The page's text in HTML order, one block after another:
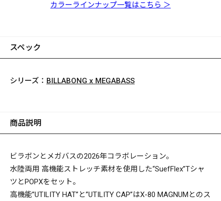
カラーラインナップ一覧はこちら ＞
スペック
シリーズ： BILLABONG x MEGABASS
商品説明
ビラボンとメガバスの2026年コラボレーション。
水陸両用 高機能ストレッチ素材を使用した“SuefFlex”Tシャ
ツとPOPXをセット。
高機能”UTILITY HAT”と”UTILITY CAP”はX-80 MAGNUMとのス